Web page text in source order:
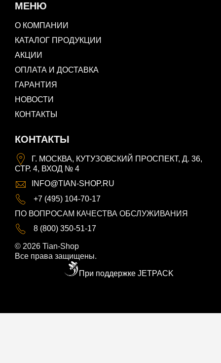
МЕНЮ
О КОМПАНИИ
КАТАЛОГ ПРОДУКЦИИ
АКЦИИ
ОПЛАТА И ДОСТАВКА
ГАРАНТИЯ
НОВОСТИ
КОНТАКТЫ
КОНТАКТЫ
Г. МОСКВА, КУТУЗОВСКИЙ ПРОСПЕКТ, Д. 36,
СТР. 4, ВХОД № 4
INFO@TIAN-SHOP.RU
+7 (495) 104-70-17
ПО ВОПРОСАМ КАЧЕСТВА ОБСЛУЖИВАНИЯ
8 (800) 350-51-17
© 2026 Tian-Shop
Все права защищены.
При поддержке JETPACK